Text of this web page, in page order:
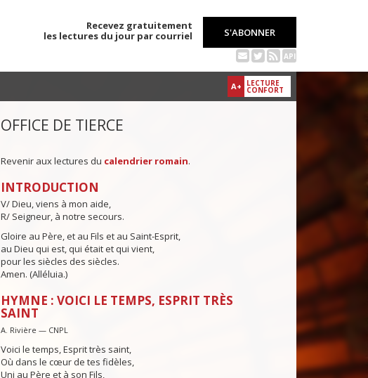
Recevez gratuitement
les lectures du jour par courriel
S'ABONNER
API
A+ LECTURE
CONFORT
OFFICE DE TIERCE
Revenir aux lectures du calendrier romain.
INTRODUCTION
V/ Dieu, viens à mon aide,
R/ Seigneur, à notre secours.
Gloire au Père, et au Fils et au Saint-Esprit,
au Dieu qui est, qui était et qui vient,
pour les siècles des siècles.
Amen. (Alléluia.)
HYMNE : VOICI LE TEMPS, ESPRIT TRÈS
SAINT
A. Rivière — CNPL
Voici le temps, Esprit très saint,
Où dans le cœur de tes fidèles,
Uni au Père et à son Fils,